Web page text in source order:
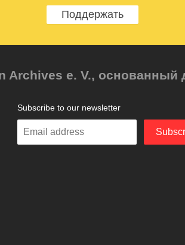
Поддержать
Archives e. V.,
Subscribe to our newsletter
Enter